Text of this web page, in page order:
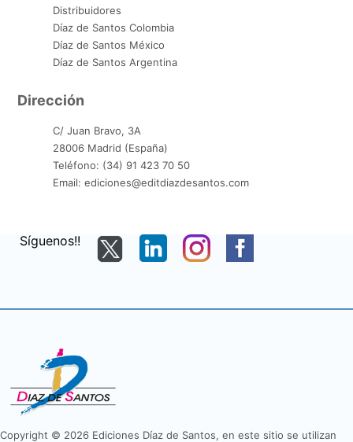
Distribuidores
Díaz de Santos Colombia
Díaz de Santos México
Díaz de Santos Argentina
Dirección
C/ Juan Bravo, 3A
28006 Madrid (España)
Teléfono: (34) 91 423 70 50
Email: ediciones@editdiazdesantos.com
Síguenos!!
Copyright © 2026 Ediciones Díaz de Santos, en este sitio se utilizan